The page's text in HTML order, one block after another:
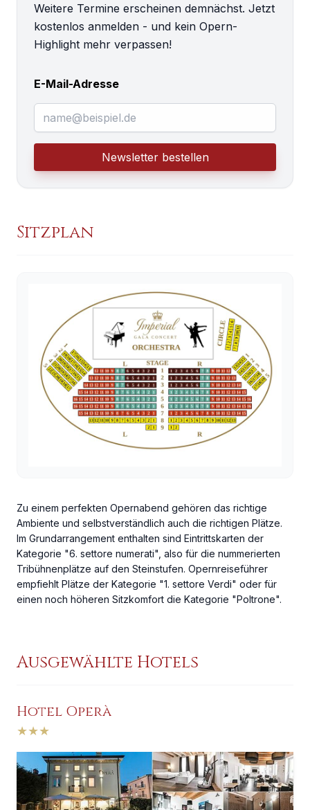
Weitere Termine erscheinen demnächst. Jetzt
kostenlos anmelden - und kein Opern-
Highlight mehr verpassen!
E-Mail-Adresse
Newsletter bestellen
Sitzplan
Zu einem perfekten Opernabend gehören das richtige
Ambiente und selbstverständlich auch die richtigen Plätze.
Im Grundarrangement enthalten sind Eintrittskarten der
Kategorie "6. settore numerati", also für die nummerierten
Tribühnenplätze auf den Steinstufen. Opernreiseführer
empfiehlt Plätze der Kategorie "1. settore Verdi" oder für
einen noch höheren Sitzkomfort die Kategorie "Poltrone".
Ausgewählte Hotels
Hotel Operà
★★★